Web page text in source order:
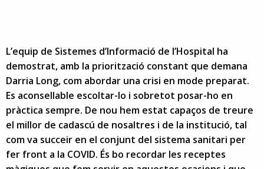
L’equip de Sistemes d’Informació de l’Hospital ha
demostrat, amb la priorització constant que demana
Darria Long, com abordar una crisi en mode preparat.
Es aconsellable escoltar-lo i sobretot posar-ho en
pràctica sempre. De nou hem estat capaços de treure
el millor de cadascú de nosaltres i de la institució, tal
com va succeir en el conjunt del sistema sanitari per
fer front a la COVID. És bo recordar les receptes